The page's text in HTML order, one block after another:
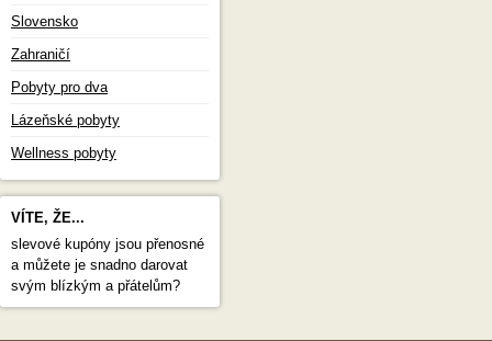
Slovensko
Zahraničí
Pobyty pro dva
Lázeňské pobyty
Wellness pobyty
VÍTE, ŽE...
slevové kupóny jsou přenosné
a můžete je snadno darovat
svým blízkým a přátelům?